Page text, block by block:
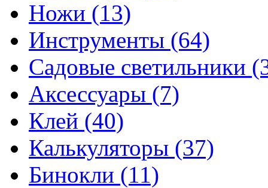
Ножи (13)
Инструменты (64)
Садовые светильники
Аксессуары (7)
Клей (40)
Калькуляторы (37)
Бинокли (11)